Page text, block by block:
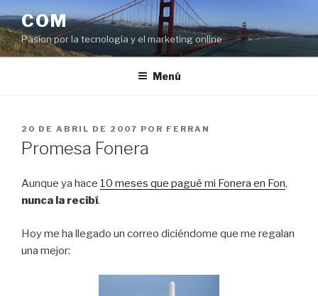
al
contenido
COM
Pasíon por la tecnología y el marketing online
Menú
PUBLICADO
EL
20 DE ABRIL DE 2007 POR FERRAN
Promesa Fonera
Aunque ya hace 10 meses que pagué mi Fonera en Fon,
nunca la recibí.
Hoy me ha llegado un correo diciéndome que me regalan
una mejor: